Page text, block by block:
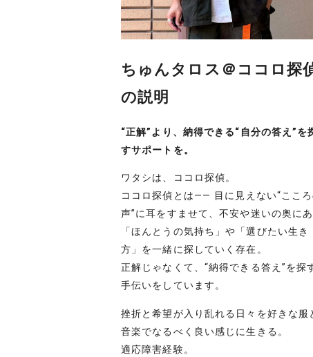
ちゅんタロス＠ココロ探
の説明
“正解”より、納得できる“自分の答え”を
すサポートを。
ワタシは、ココロ探偵。
ココロ探偵とは―― 目に見えない“ここ
声”に耳をすませて、不安や迷いの奥にあ
「ほんとうの気持ち」や「選びたい生き
方」を一緒に探していく存在。
正解じゃなくて、“納得できる答え”を探
手伝いをしています。
挫折と希望が入り乱れる日々を好きな服
音楽でなるべく良い感じに生きる。
適応障害経験。